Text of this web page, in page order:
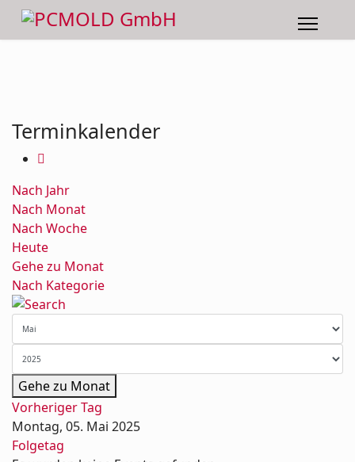
Terminkalender
Nach Jahr
Nach Monat
Nach Woche
Heute
Gehe zu Monat
Nach Kategorie
Gehe zu Monat
Vorheriger Tag
Montag, 05. Mai 2025
Folgetag